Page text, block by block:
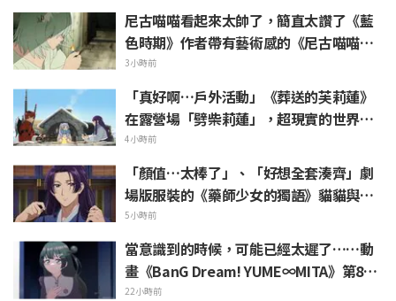
尼古喵喵看起來太帥了，簡直太讚了《藍
色時期》作者帶有藝術感的《尼古喵喵》
插畫引發「搞不好藝大真的會有人長這
樣」
3小時前
「真好啊…戶外活動」《葬送的芙莉蓮》
在露營場「劈柴莉蓮」，超現實的世界觀
引發「每天都很充實呢」的反響
4小時前
「顏值…太棒了」、「好想全套湊齊」劇
場版服裝的《藥師少女的獨語》貓貓與壬
氏化身精緻模型立體化
5小時前
當意識到的時候，可能已經太遲了……動
畫《BanG Dream! YUME∞MITA》第8集
故事大綱與劇照公開
22小時前